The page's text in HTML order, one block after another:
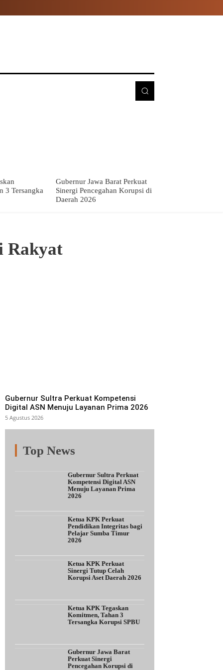
3 Tersangka
Gubernur Jawa Barat Perkuat
Sinergi Pencegahan Korupsi di
Daerah 2026
Rakyat
Gubernur Sultra Perkuat Kompetensi
Digital ASN Menuju Layanan Prima 2026
5 Agustus 2026
Top News
Fitur Populer
Gubernur Sultra Perkuat
Kompetensi Digital ASN
Menuju Layanan Prima
2026
Ketua KPK Perkuat
Pendidikan Integritas bagi
Pelajar Sumba Timur
2026
Ketua KPK Perkuat
Sinergi Tutup Celah
Korupsi Aset Daerah 2026
Ketua KPK Tegaskan
Komitmen, Tahan 3
Tersangka Korupsi SPBU
Gubernur Jawa Barat
Perkuat Sinergi
Pencegahan Korupsi di